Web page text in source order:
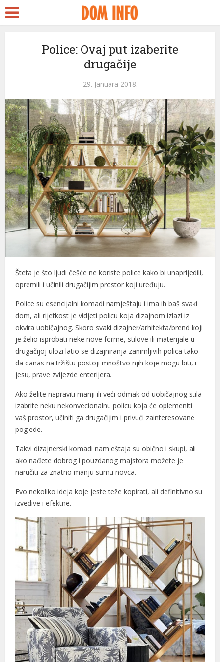
Escort
ifşa
panel
paketleri
panel
panel
panel
panel
panel
panel
panel
panel
panel
panel
panel
panel
satın al
satın al
panel
panel
panel
panel
panel
panel
panel
Police: Ovaj put izaberite
drugačije
29. Januara 2018.
Šteta je što ljudi češće ne koriste police kako bi unaprijedili,
opremili i učinili drugačijim prostor koji uređuju.
Police su esencijalni komadi namještaju i ima ih baš svaki
dom, ali rijetkost je vidjeti policu koja dizajnom izlazi iz
okvira uobičajnog. Skoro svaki dizajner/arhitekta/brend koji
je želio isprobati neke nove forme, stilove ili materijale u
drugačijoj ulozi latio se dizajniranja zanimljivih polica tako
da danas na tržištu postoji mnoštvo njih koje mogu biti, i
jesu, prave zvijezde enterijera.
Ako želite napraviti manji ili veći odmak od uobičajnog stila
izabrite neku nekonvecionalnu policu koja će oplemeniti
vaš prostor, učiniti ga drugačijim i privući zainteresovane
poglede.
Takvi dizajnerski komadi namještaja su obično i skupi, ali
ako nađete dobrog i pouzdanog majstora možete je
naručiti za znatno manju sumu novca.
Evo nekoliko ideja koje jeste teže kopirati, ali definitivno su
izvedive i efektne.